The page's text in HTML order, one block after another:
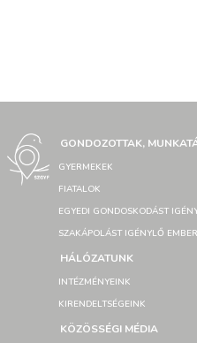
GONDOZOTTAK,
GYERMEKEK
FIATALOK
EGYEDI GONDOSKODÁST
SZAKÁPOLÁST IGÉNYLŐ
HÁLÓZATUNK
INTÉZMÉNYEINK
KIRENDELTSÉGEINK
KÖZÖSSÉGI MÉDIA